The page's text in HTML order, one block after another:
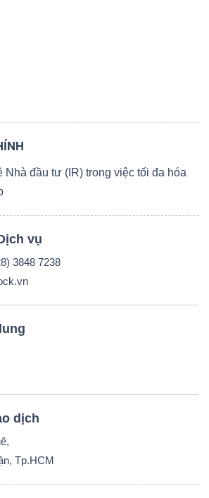
Nhà đầu tư (IR) trong việc tối đa hóa
vụ
3848 7238
dịch
Tp.HCM